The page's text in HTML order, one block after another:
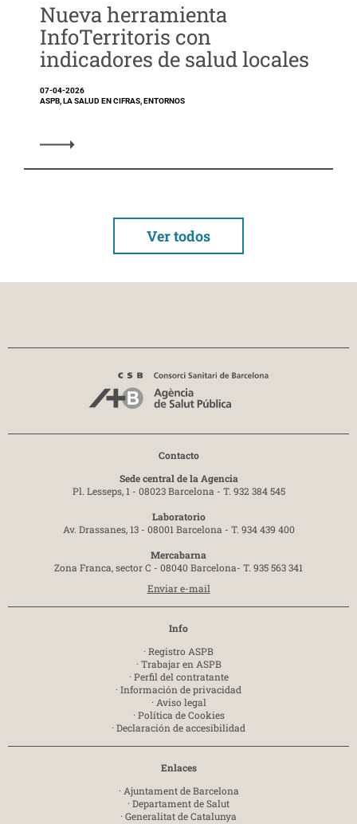
Nueva herramienta
InfoTerritoris con
indicadores de salud locales
07-04-2026
ASPB, LA SALUD EN CIFRAS, ENTORNOS
Ver todos
Contacto
Sede central de la Agencia
Pl. Lesseps, 1 - 08023 Barcelona - T. 932 384 545
Laboratorio
Av. Drassanes, 13 - 08001 Barcelona - T. 934 439 400
Mercabarna
Zona Franca, sector C - 08040 Barcelona- T. 935 563 341
Enviar e-mail
Info
· Registro ASPB
· Trabajar en ASPB
· Perfil del contratante
· Información de privacidad
· Aviso legal
· Política de Cookies
· Declaración de accesibilidad
Enlaces
· Ajuntament de Barcelona
· Departament de Salut
· Generalitat de Catalunya